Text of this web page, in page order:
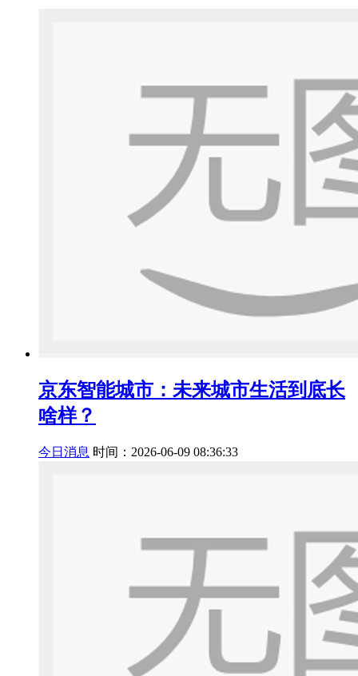
京东智能城市：未来城市生活到底长
啥样？
今日消息 时间：2026-06-09 08:36:33